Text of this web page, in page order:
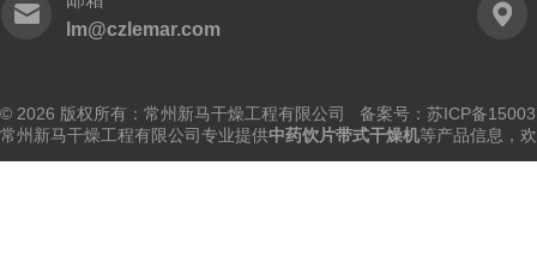
lm@czlemar.com
© 2026 版权所有：常州新马干燥工程有限公司 备案号： 苏ICP备
常州新马干燥工程有限公司专业提供中药饮片带式干燥机等产品信息，